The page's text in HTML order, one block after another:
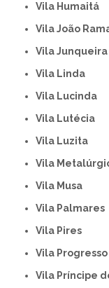
Vila Humaitá
Vila João
Vila Junqueira
Vila Linda
Vila Lucinda
Vila Lutécia
Vila Luzita
Vila
Vila Musa
Vila Palmares
Vila Pires
Vila Progresso
Vila Príncipe